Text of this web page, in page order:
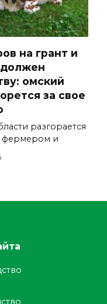
на грант и
должен
омский
за свое
разгорается
фермером и